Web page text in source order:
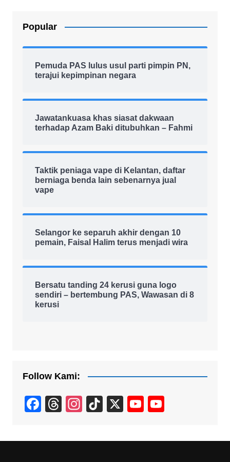
Popular
Pemuda PAS lulus usul parti pimpin PN,
terajui kepimpinan negara
Jawatankuasa khas siasat dakwaan
terhadap Azam Baki ditubuhkan – Fahmi
Taktik peniaga vape di Kelantan, daftar
berniaga benda lain sebenarnya jual
vape
Selangor ke separuh akhir dengan 10
pemain, Faisal Halim terus menjadi wira
Bersatu tanding 24 kerusi guna logo
sendiri – bertembung PAS, Wawasan di 8
kerusi
Follow Kami:
F
c
T
e
In
a
Ti
T
X
Y
u
u